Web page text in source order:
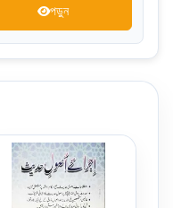
পড়ুন